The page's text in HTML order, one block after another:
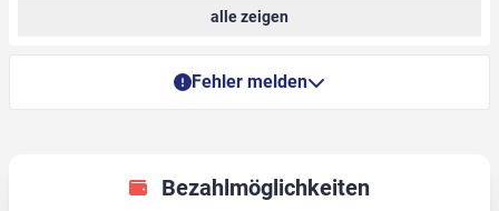
alle zeigen
Fehler melden
Bezahlmöglichkeiten